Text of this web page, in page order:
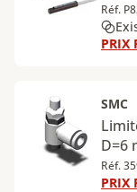
Réf.
PRIX
SMC
D=6
01-
Réf.
PRIX